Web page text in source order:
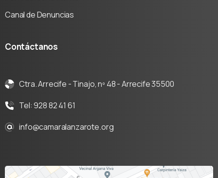
Canal de Denuncias
Contáctanos
Ctra. Arrecife - Tinajo, nº 48 - Arrecife 35500
Tel: 928 82 41 61
info@camaralanzarote.org